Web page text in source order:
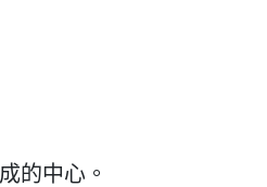
的中心。